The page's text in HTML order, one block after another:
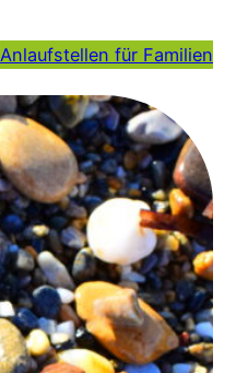
Anlaufstellen für Familien